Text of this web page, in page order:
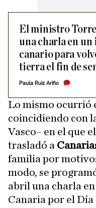
El ministro
una charla en
canario para
tierra el fin de
Paula Ruiz Ariño
Lo mismo ocurrió
coincidiendo con
Vasco– en el que
trasladó a
familia por
modo, se
abril una charla
Canaria por el